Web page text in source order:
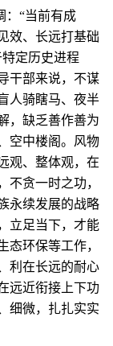
“当前有成
效、长远打基础
定历史进程
干部来说，不谋
人骑瞎马、夜半
，缺乏善作善为
空中楼阁。风物
观、整体观，在
不贪一时之功，
永续发展的战略
立足当下，才能
态环保等工作，
利在长远的耐心
远近衔接上下功
细微，扎扎实实